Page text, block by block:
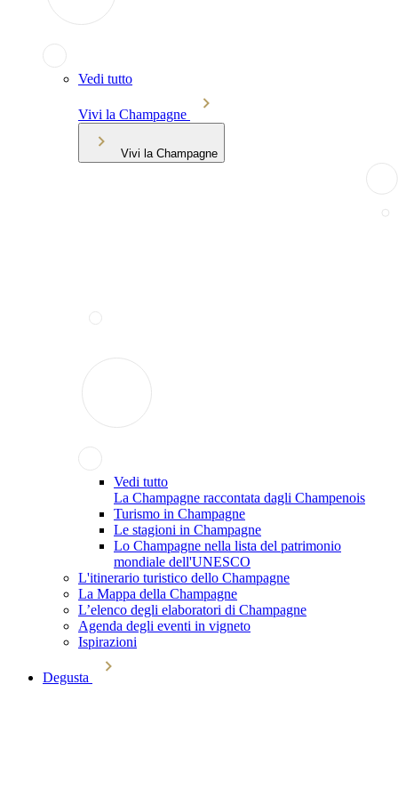
Vedi tutto
Vivi la Champagne
Vivi la Champagne
Vedi tutto
La Champagne raccontata dagli Champenois
Turismo in Champagne
Le stagioni in Champagne
Lo Champagne nella lista del patrimonio
mondiale dell'UNESCO
L'itinerario turistico dello Champagne
La Mappa della Champagne
L’elenco degli elaboratori di Champagne
Agenda degli eventi in vigneto
Ispirazioni
Degusta